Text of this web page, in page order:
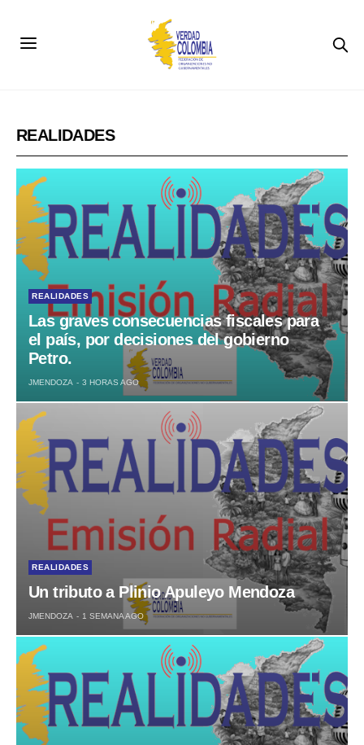
REALIDADES
REALIDADES
Las graves consecuencias fiscales para
el país, por decisiones del gobierno
Petro.
JMENDOZA 3 HORAS AGO
REALIDADES
Un tributo a Plinio Apuleyo Mendoza
JMENDOZA 1 SEMANA AGO